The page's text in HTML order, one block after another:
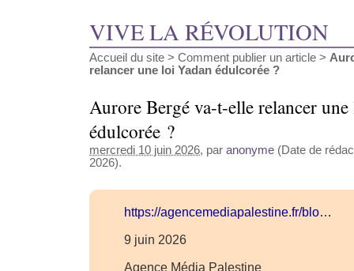
VIVE LA RÉVOLUTION
Accueil du site > Comment publier un article >
relancer une loi Yadan édulcorée ?
Aurore Bergé va-t-elle relancer
édulcorée ?
mercredi 10 juin 2026, par anonyme (Date de
2026).
https://agencemediapalestine.fr/blo…
9 juin 2026
Agence Média Palestine